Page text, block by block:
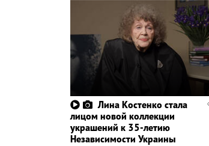
Лина Костенко стала
лицом новой коллекции
украшений к 35-летию
Независимости Украины